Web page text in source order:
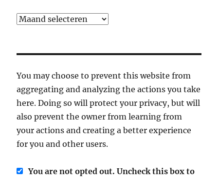
Archief
You may choose to prevent this website from
aggregating and analyzing the actions you take
here. Doing so will protect your privacy, but will
also prevent the owner from learning from
your actions and creating a better experience
for you and other users.
You are not opted out. Uncheck this box to